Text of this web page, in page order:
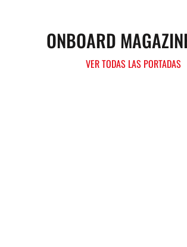
ONBOARD
VER TODAS LAS PORTADAS